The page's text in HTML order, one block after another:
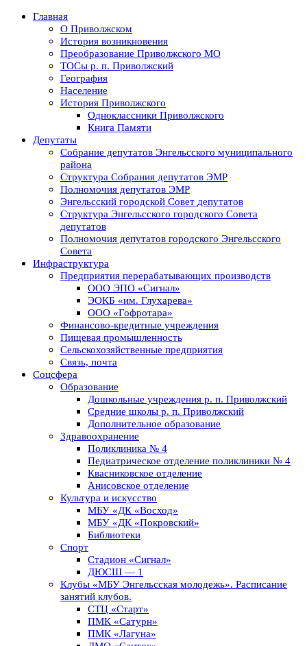
Главная
О Приволжском
История возникновения
Преобразование Приволжского МО
ТОСы р. п. Приволжский
География
Население
История Приволжского
Одноклассники Приволжского
Книга Памяти
Депутаты
Собрание депутатов Энгельсского муниципального
района
Структура Собрания депутатов ЭМР
Полномочия депутатов ЭМР
Энгельсский городской Совет депутатов
Структура Энгельсского городского Совета
депутатов
Полномочия депутатов городского Энгельсского
Совета
Инфраструктура
Предприятия перерабатывающих производств
ООО ЭПО «Сигнал»
ЭОКБ «им. Глухарева»
ООО «Гофротара»
Финансово-кредитные учреждения
Пищевая промышленность
Сельскохозяйственные предприятия
Связь, почта
Соцсфера
Образование
Дошкольные учреждения р. п. Приволжский
Средние школы р. п. Приволжский
Дополнительное образование
Здравоохранение
Поликлиника № 4
Педиатрическое отделение поликлиники № 4
Квасниковское отделение
Анисовское отделение
Культура и искусство
МБУ «ДК «Восход»
МБУ «ДК «Покровский»
Библиотеки
Спорт
Стадион «Сигнал»
ДЮСШ — 1
Клубы «МБУ Энгельсская молодежь». Расписание
занятий клубов.
СТЦ «Старт»
ПМК «Сатурн»
ПМК «Лагуна»